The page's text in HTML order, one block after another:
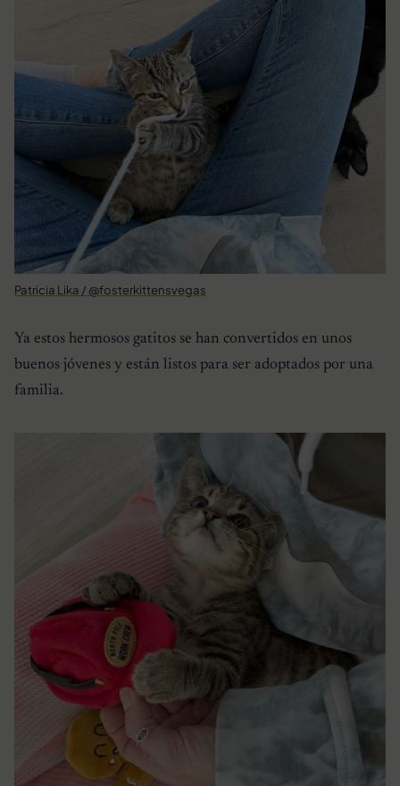
Patricia Lika / @fosterkittensvegas
Ya estos hermosos gatitos se han convertidos en unos
buenos jóvenes y están listos para ser adoptados por una
familia.